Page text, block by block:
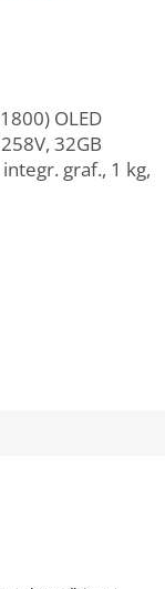
OLED
32GB
graf., 1 kg,